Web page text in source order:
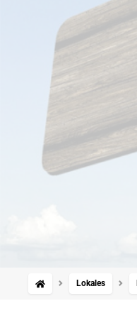
Lokales